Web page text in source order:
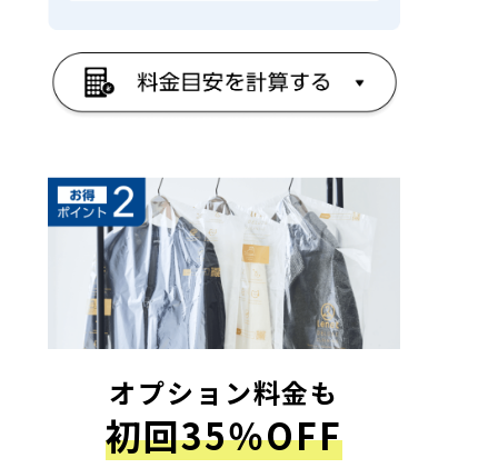
オプション料金も
初回35％OFF